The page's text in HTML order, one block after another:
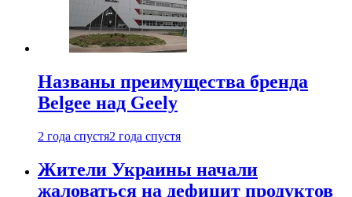
Названы преимущества бренда
Belgee над Geely
2 года спустя2 года спустя
Жители Украины начали
жаловаться на дефицит продуктов